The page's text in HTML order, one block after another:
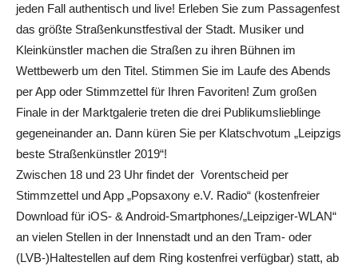
jeden Fall authentisch und live! Erleben Sie zum Passagenfest
das größte Straßenkunstfestival der Stadt. Musiker und
Kleinkünstler machen die Straßen zu ihren Bühnen im
Wettbewerb um den Titel. Stimmen Sie im Laufe des Abends
per App oder Stimmzettel für Ihren Favoriten! Zum großen
Finale in der Marktgalerie treten die drei Publikumslieblinge
gegeneinander an. Dann küren Sie per Klatschvotum „Leipzigs
beste Straßenkünstler 2019“!
Zwischen 18 und 23 Uhr findet der Vorentscheid per
Stimmzettel und App „Popsaxony e.V. Radio“ (kostenfreier
Download für iOS- & Android-Smartphones/„Leipziger-WLAN“
an vielen Stellen in der Innenstadt und an den Tram- oder
(LVB-)Haltestellen auf dem Ring kostenfrei verfügbar) statt, ab